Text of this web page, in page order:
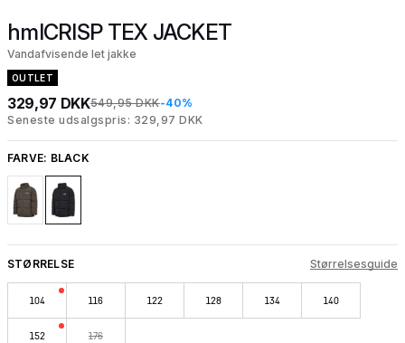
hmlCRISP TEX JACKET
Vandafvisende let jakke
OUTLET
329,97 DKK549,95 DKK-40%
Seneste udsalgspris: 329,97 DKK
FARVE: BLACK
STØRRELSE Størrelsesguide
104 116 122 128 134 140
152 176